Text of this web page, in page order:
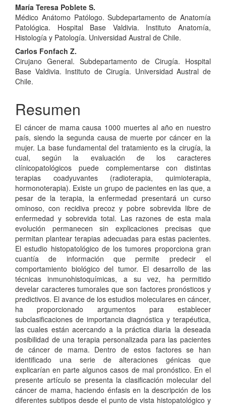
María Teresa Poblete S.
Médico Anátomo Patólogo. Subdepartamento de Anatomía
Patológica. Hospital Base Valdivia. Instituto Anatomía,
Histología y Patología. Universidad Austral de Chile.
Carlos Fonfach Z.
Cirujano General. Subdepartamento de Cirugía. Hospital
Base Valdivia. Instituto de Cirugía. Universidad Austral de
Chile.
Resumen
El cáncer de mama causa 1000 muertes al año en nuestro
país, siendo la segunda causa de muerte por cáncer en la
mujer. La base fundamental del tratamiento es la cirugía, la
cual, según la evaluación de los caracteres
clínicopatológicos puede complementarse con distintas
terapias coadyuvantes (radioterapia, quimioterapia,
hormonoterapia). Existe un grupo de pacientes en las que, a
pesar de la terapia, la enfermedad presentará un curso
ominoso, con recidiva precoz y pobre sobrevida libre de
enfermedad y sobrevida total. Las razones de esta mala
evolución permanecen sin explicaciones precisas que
permitan plantear terapias adecuadas para estas pacientes.
El estudio histopatológico de los tumores proporciona gran
cuantía de información que permite predecir el
comportamiento biológico del tumor. El desarrollo de las
técnicas inmunohistoquímicas, a su vez, ha permitido
develar caracteres tumorales que son factores pronósticos y
predictivos. El avance de los estudios moleculares en cáncer,
ha proporcionado argumentos para establecer
subclasificaciones de importancia diagnóstica y terapéutica,
las cuales están acercando a la práctica diaria la deseada
posibilidad de una terapia personalizada para las pacientes
de cáncer de mama. Dentro de estos factores se han
identificado una serie de alteraciones génicas que
explicarían en parte algunos casos de mal pronóstico. En el
presente artículo se presenta la clasificación molecular del
cáncer de mama, haciendo énfasis en la descripción de los
diferentes subtipos desde el punto de vista histopatológico y